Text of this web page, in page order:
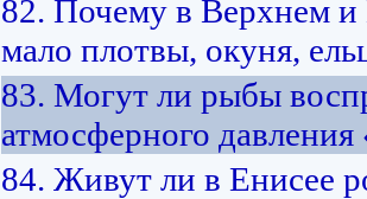
82. Почему в Верхнем
мало плотвы, окуня,
83. Могут ли рыбы
атмосферного
84. Живут ли в Енисее